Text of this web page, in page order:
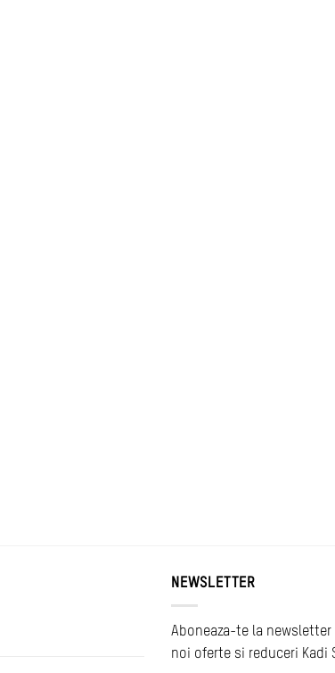
NEWSLETTER
Aboneaza-te la newsletter
noi oferte si reduceri Kadi